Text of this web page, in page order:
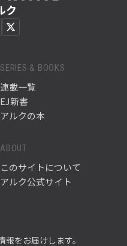
ク
SERIES & BOOKS
連載一覧
EJ新書
アルクの本
ABOUT
このサイトについて
アルク公式サイト
をお届けします。